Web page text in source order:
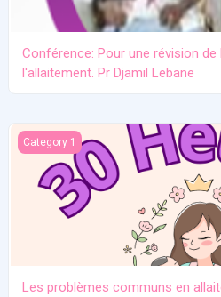
Conférence: Pour une révision
l'allaitement. Pr Djamil Lebane
Les problèmes communs en
Category 1
Les problèmes communs en